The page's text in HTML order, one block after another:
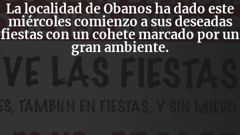
La localidad de Obanos ha dado este
miércoles comienzo a sus deseadas
fiestas con un cohete marcado por un
gran ambiente.